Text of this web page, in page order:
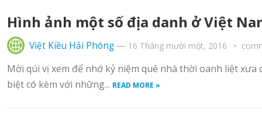
Hình ảnh một số địa danh ở Việt
Việt Kiều Hải Phòng — 16 Tháng mười một, 2016
Mời qúi vị xem để nhớ kỷ niệm quê nhà thời oanh liệt
biệt có kèm với những... READ MORE »